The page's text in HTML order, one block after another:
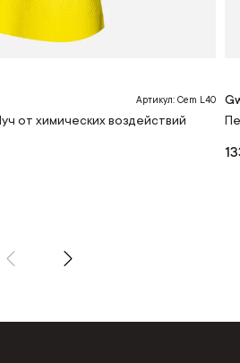
Артикул: Cem L40
от химических воздействий